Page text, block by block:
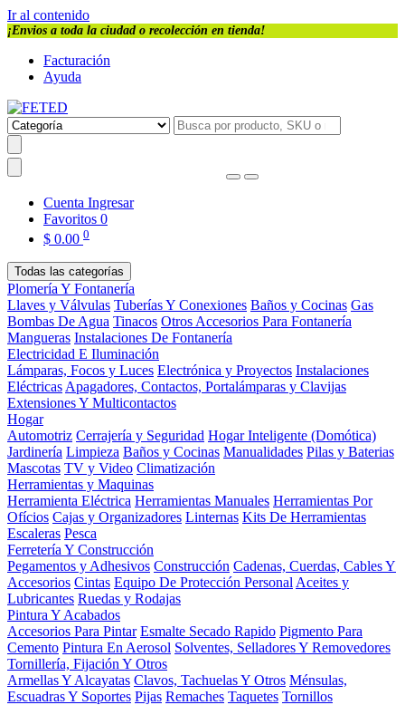
Ir al contenido
¡Envios a toda la ciudad o recolección en tienda!
Facturación
Ayuda
Cuenta Ingresar
Favoritos 0
$ 0.00 0
Todas las categorías
Plomería Y Fontanería
Llaves y Válvulas Tuberías Y Conexiones Baños y Cocinas Gas
Bombas De Agua Tinacos Otros Accesorios Para Fontanería
Mangueras Instalaciones De Fontanería
Electricidad E Iluminación
Lámparas, Focos y Luces Electrónica y Proyectos Instalaciones
Eléctricas Apagadores, Contactos, Portalámparas y Clavijas
Extensiones Y Multicontactos
Hogar
Automotriz Cerrajería y Seguridad Hogar Inteligente (Domótica)
Jardinería Limpieza Baños y Cocinas Manualidades Pilas y Baterias
Mascotas TV y Video Climatización
Herramientas y Maquinas
Herramienta Eléctrica Herramientas Manuales Herramientas Por
Ofícios Cajas y Organizadores Linternas Kits De Herramientas
Escaleras Pesca
Ferretería Y Construcción
Pegamentos y Adhesivos Construcción Cadenas, Cuerdas, Cables Y
Accesorios Cintas Equipo De Protección Personal Aceites y
Lubricantes Ruedas y Rodajas
Pintura Y Acabados
Accesorios Para Pintar Esmalte Secado Rapido Pigmento Para
Cemento Pintura En Aerosol Solventes, Selladores Y Removedores
Tornillería, Fijación Y Otros
Armellas Y Alcayatas Clavos, Tachuelas Y Otros Ménsulas,
Escuadras Y Soportes Pijas Remaches Taquetes Tornillos